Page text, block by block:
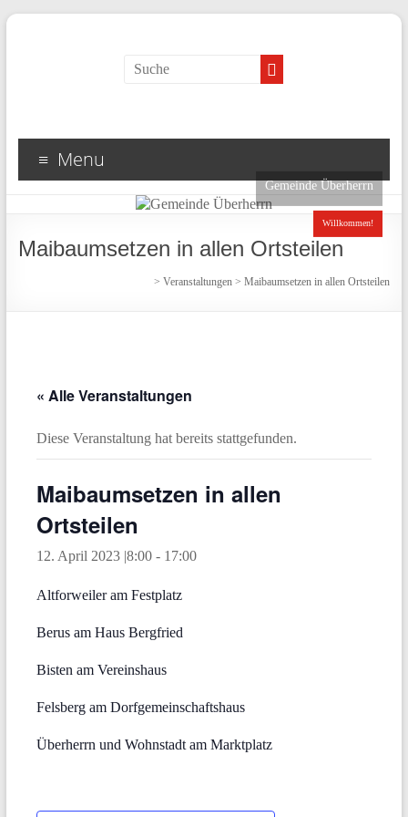
Menu
Gemeinde Überherrn
Willkommen!
Maibaumsetzen in allen Ortsteilen
>Veranstaltungen >Maibaumsetzen in allen Ortsteilen
« Alle Veranstaltungen
Diese Veranstaltung hat bereits stattgefunden.
Maibaumsetzen in allen
Ortsteilen
12. April 2023 |8:00- 17:00
Altforweiler am Festplatz
Berus am Haus Bergfried
Bisten am Vereinshaus
Felsberg am Dorfgemeinschaftshaus
Überherrn und Wohnstadt am Marktplatz